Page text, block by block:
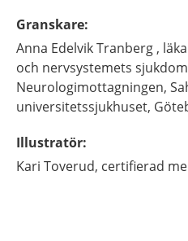
Granskare:
Anna Edelvik Tranberg ,
och nervsystemets
Neurologimottagningen,
universitetssjukhuset,
Illustratör:
Kari Toverud, certifierad